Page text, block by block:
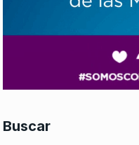
Buscar